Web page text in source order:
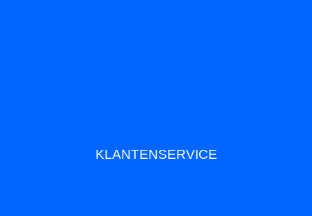
KLANTENSERVICE